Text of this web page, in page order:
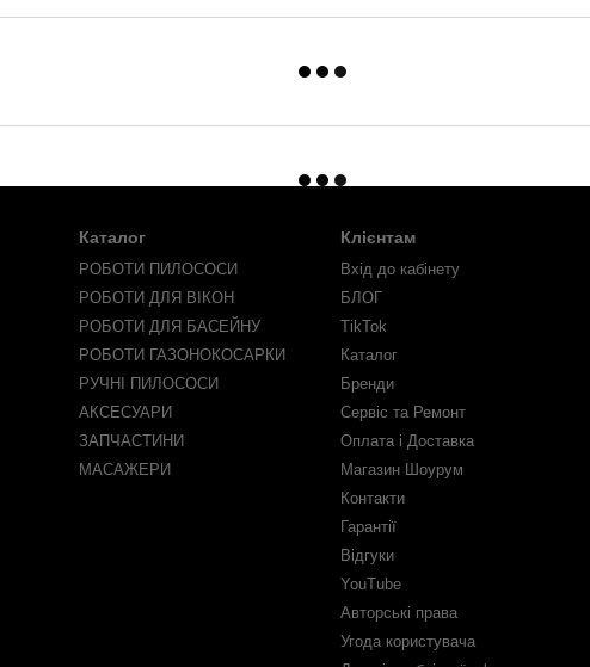
Каталог
РОБОТИ ПИЛОСОСИ
РОБОТИ ДЛЯ ВІКОН
РОБОТИ ДЛЯ БАСЕЙНУ
РОБОТИ ГАЗОНОКОСАРКИ
РУЧНІ ПИЛОСОСИ
АКСЕСУАРИ
ЗАПЧАСТИНИ
МАСАЖЕРИ
Клієнтам
Вхід до кабінету
БЛОГ
TikTok
Каталог
Бренди
Сервіс та Ремонт
Оплата і Доставка
Магазин Шоурум
Контакти
Гарантії
Відгуки
YouTube
Авторські права
Угода користувача